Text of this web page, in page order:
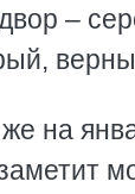
–
на